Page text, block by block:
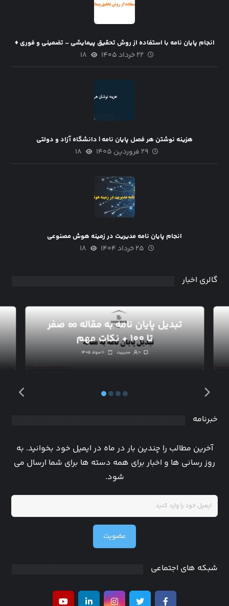
انجام پایان نامه با استفاده از روش تحقیق پیمایشی – تضمینی و فوری ♦
۲۲ خرداد ۱۴۰۵ ۱۸
هزینه نوشتن هر فصل پایان نامه | دانشگاه آزاد و دولتی
۲۹ فروردین ۱۴۰۵ ۱۸
انجام پایان نامه مدیریت در زمینه هوش مصنوعی
۲۵ خرداد ۱۴۰۴ ۱۸
گالری اخبار
تبدیل پایان نامه به مقاله ∞ صفر
تا ۱۰۰ + نکات مهم
۱۱ مرداد ۱۴۰۵ مدیریت ۰
خبرنامه
آخرین مطالب را چندین بار در ماه در ایمیل خود بخوانید. به
روز رسانی ها و اخبار برای همه دسته ها برای شما ارسال می
شود.
عضویت
شبکه های اجتماعی